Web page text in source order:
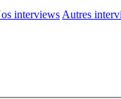
interviewsAutres